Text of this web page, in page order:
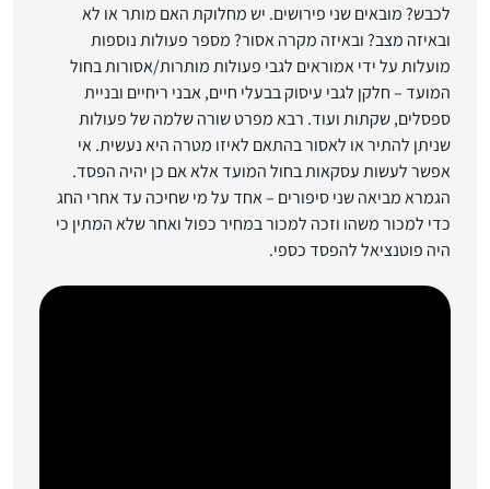
לכבש? מובאים שני פירושים. יש מחלוקת האם מותר או לא
ובאיזה מצב? ובאיזה מקרה אסור? מספר פעולות נוספות
מועלות על ידי אמוראים לגבי פעולות מותרות/אסורות בחול
המועד – חלקן לגבי עיסוק בבעלי חיים, אבני ריחיים ובניית
ספסלים, שקתות ועוד. רבא מפרט שורה שלמה של פעולות
שניתן להתיר או לאסור בהתאם לאיזו מטרה היא נעשית. אי
אפשר לעשות עסקאות בחול המועד אלא אם כן יהיה הפסד.
הגמרא מביאה שני סיפורים – אחד על מי שחיכה עד אחרי החג
כדי למכור משהו וזכה למכור במחיר כפול ואחר שלא המתין כי
היה פוטנציאל להפסד כספי.